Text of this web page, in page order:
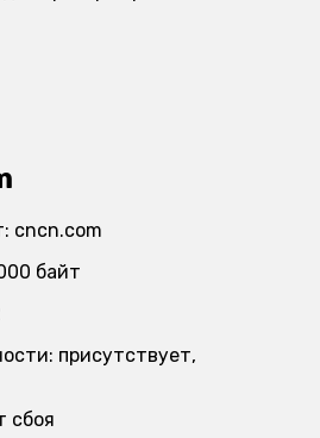
cncn.com
байт
присутствует,
сбоя